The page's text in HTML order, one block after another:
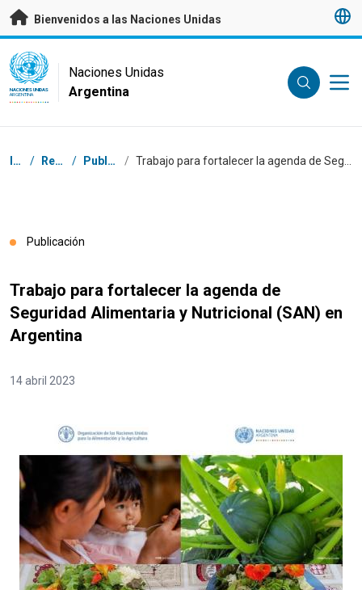
Saltar a contenido principal
Bienvenidos a las Naciones Unidas
UN Logo
NACIONES UNIDAS
ARGENTINA
Naciones Unidas
Argentina
Coordenadas dentro de la ruta de navegación
Inicio / Recursos / Publicaciones /
Publicación
Trabajo para fortalecer la agenda de
Seguridad Alimentaria y Nutricional (SAN) en
Argentina
14 abril 2023